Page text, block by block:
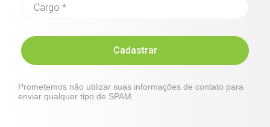
Cadastrar
Prometemos não utilizar suas informações de contato para
enviar qualquer tipo de SPAM.